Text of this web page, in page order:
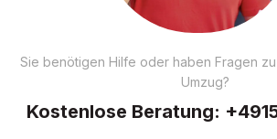
Sie benötigen Hilfe oder haben Fragen
Umzug?
Kostenlose Beratung: